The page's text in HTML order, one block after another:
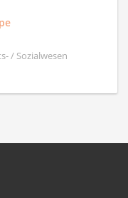
/ Sozialwesen